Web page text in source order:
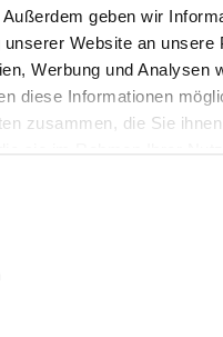
geben wir
unserer Website an unsere
Werbung und Analysen
diese Informationen
zusammen, die Sie
sie im Rahmen Ihrer
Deutschland